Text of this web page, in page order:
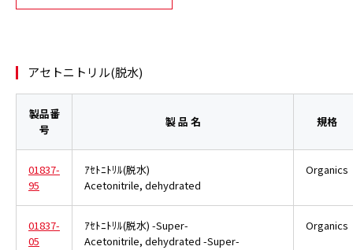
アセトニトリル(脱水)
製品番
号
製 品 名 規格
01837-
95
ｱｾﾄﾆﾄﾘﾙ(脱水)
Acetonitrile, dehydrated
Organics
01837-
05
ｱｾﾄﾆﾄﾘﾙ(脱水) -Super-
Acetonitrile, dehydrated -Super-
Organics